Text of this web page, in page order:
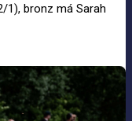
1), bronz má Sarah